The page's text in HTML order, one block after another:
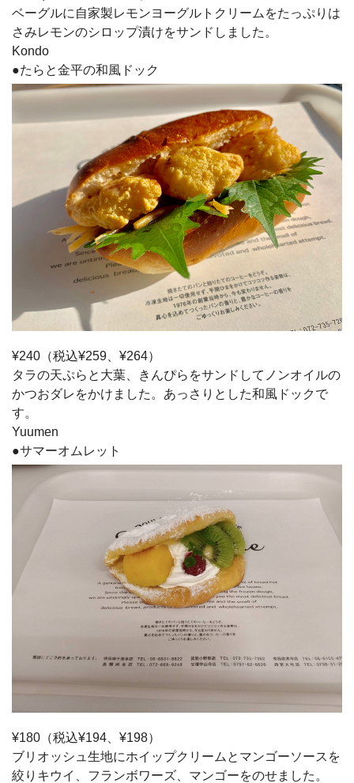
ベーグルに自家製レモンヨーグルトクリームをたっぷりは
さみレモンのシロップ漬けをサンドしました。
Kondo
●たらと金平の和風ドック
¥240（税込¥259、¥264）
タラの天ぷらと大葉、きんぴらをサンドしてノンオイルの
かつおダレをかけました。あっさりとした和風ドックで
す。
Yuumen
●サマーオムレット
¥180（税込¥194、¥198）
ブリオッシュ生地にホイップクリームとマンゴーソースを
絞りキウイ、フランボワーズ、マンゴーをのせました。